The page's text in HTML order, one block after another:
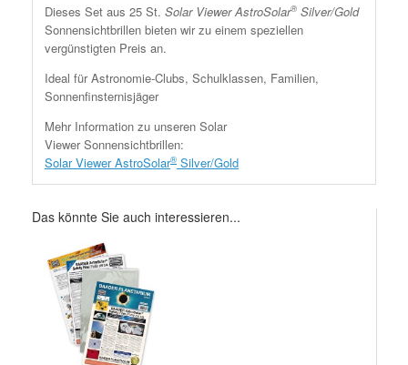
Dieses Set aus 25 St. Solar Viewer AstroSolar® Silver/Gold
Sonnensichtbrillen bieten wir zu einem speziellen
vergünstigten Preis an.
Ideal für Astronomie-Clubs, Schulklassen, Familien,
Sonnenfinsternisjäger
Mehr Information zu unseren Solar
Viewer Sonnensichtbrillen:
Solar Viewer AstroSolar® Silver/Gold
Das könnte Sie auch interessieren...